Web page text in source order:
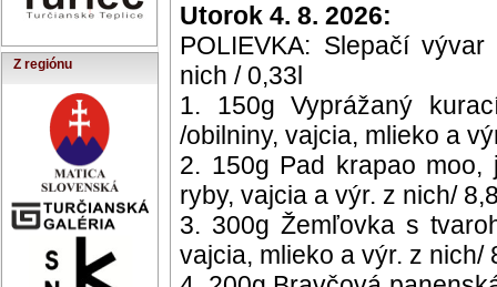
Z regiónu
Utorok 4. 8. 2026:
POLIEVKA: Slepačí
nich / 0,33l
1. 150g Vyprážaný
/obilniny, vajcia, mlieko a
2. 150g Pad krapao moo,
ryby, vajcia a výr. z nich/
3. 300g Žemľovka s
vajcia, mlieko a výr. z nich/